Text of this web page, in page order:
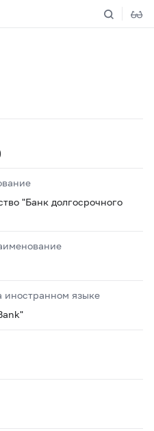
"Банк долгосрочного
языке